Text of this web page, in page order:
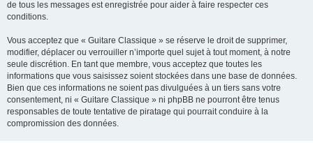
de tous les messages est enregistrée pour aider à faire respecter ces
conditions.
Vous acceptez que « Guitare Classique » se réserve le droit de supprimer,
modifier, déplacer ou verrouiller n’importe quel sujet à tout moment, à notre
seule discrétion. En tant que membre, vous acceptez que toutes les
informations que vous saisissez soient stockées dans une base de données.
Bien que ces informations ne soient pas divulguées à un tiers sans votre
consentement, ni « Guitare Classique » ni phpBB ne pourront être tenus
responsables de toute tentative de piratage qui pourrait conduire à la
compromission des données.